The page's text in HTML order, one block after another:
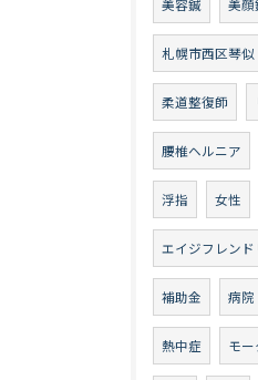
札幌市西区琴似
柔道整復師
腰椎ヘルニア
浮指 女性
エイジフレン
補助金 病院
熱中症 モ